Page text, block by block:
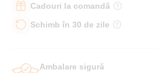
Cadouri la comandă
Schimb în 30 de zile
Ambalare sigură